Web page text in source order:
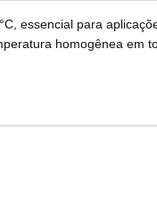
essencial para
homogênea em